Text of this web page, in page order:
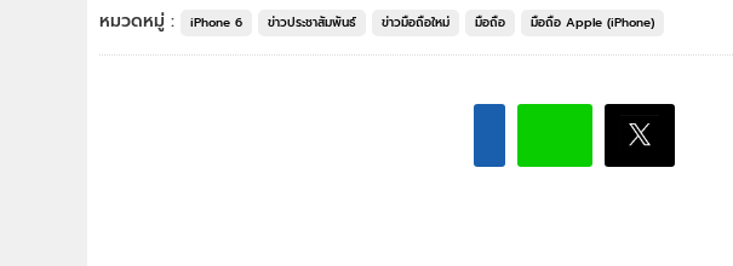
หมวดหมู่ :
iPhone 6 ข่าวประชาสัมพันธ์ ข่าวมือถือใหม่ มือถือ มือถือ Apple (iPhone)